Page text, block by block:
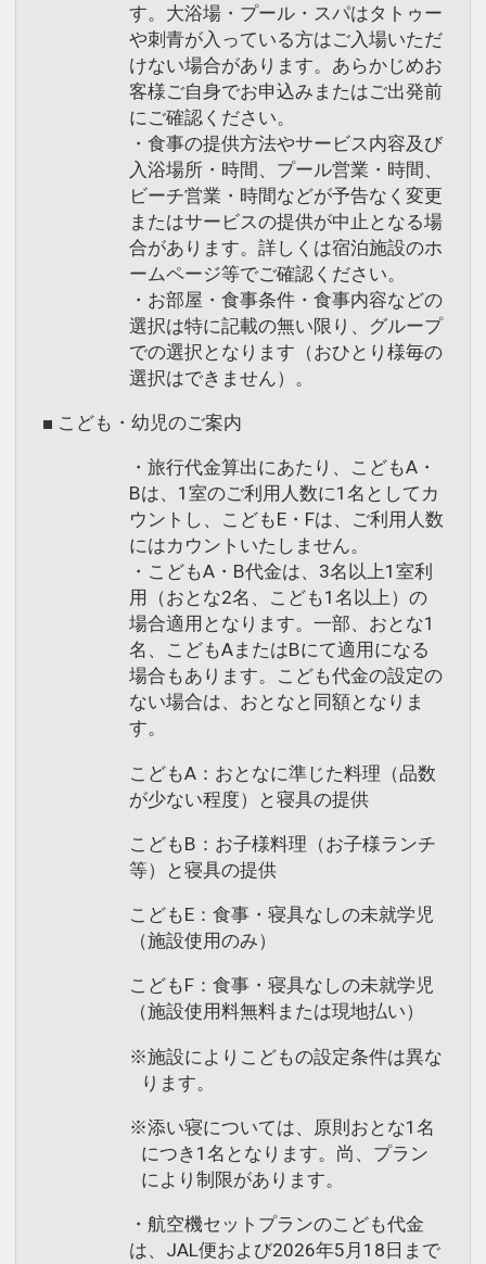
す。大浴場・プール・スパはタトゥー
や刺青が入っている方はご入場いただ
けない場合があります。あらかじめお
客様ご自身でお申込みまたはご出発前
にご確認ください。
・食事の提供方法やサービス内容及び
入浴場所・時間、プール営業・時間、
ビーチ営業・時間などが予告なく変更
またはサービスの提供が中止となる場
合があります。詳しくは宿泊施設のホ
ームページ等でご確認ください。
・お部屋・食事条件・食事内容などの
選択は特に記載の無い限り、グループ
での選択となります（おひとり様毎の
選択はできません）。
■ こども・幼児のご案内
・旅行代金算出にあたり、こどもA・
Bは、1室のご利用人数に1名としてカ
ウントし、こどもE・Fは、ご利用人数
にはカウントいたしません。
・こどもA・B代金は、3名以上1室利
用（おとな2名、こども1名以上）の
場合適用となります。一部、おとな1
名、こどもAまたはBにて適用になる
場合もあります。こども代金の設定の
ない場合は、おとなと同額となりま
す。
こどもA：おとなに準じた料理（品数
が少ない程度）と寝具の提供
こどもB：お子様料理（お子様ランチ
等）と寝具の提供
こどもE：食事・寝具なしの未就学児
（施設使用のみ）
こどもF：食事・寝具なしの未就学児
（施設使用料無料または現地払い）
※施設によりこどもの設定条件は異な
ります。
※添い寝については、原則おとな1名
につき1名となります。尚、プラン
により制限があります。
・航空機セットプランのこども代金
は、JAL便および2026年5月18日まで